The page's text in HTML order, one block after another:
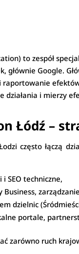
to zespół
głównie Google.
działania i mierzy
Łódź –
często łączą
SEO techniczne,
dzielnic
portale,
zarówno ruch